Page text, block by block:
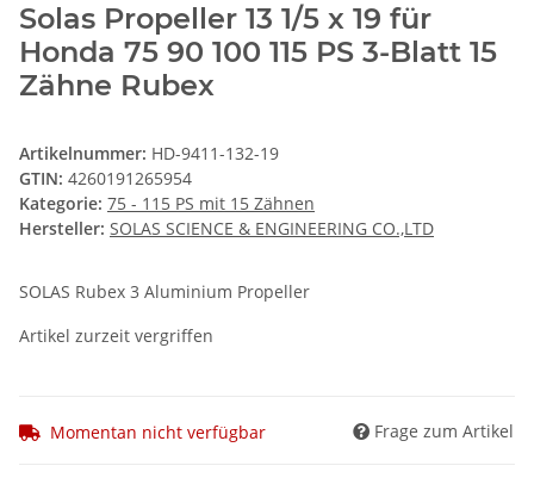
Solas Propeller 13 1/5 x 19 für
Honda 75 90 100 115 PS 3-Blatt 15
Zähne Rubex
Artikelnummer: HD-9411-132-19
GTIN: 4260191265954
Kategorie: 75 - 115 PS mit 15 Zähnen
Hersteller: SOLAS SCIENCE & ENGINEERING CO.,LTD
SOLAS Rubex 3 Aluminium Propeller
Artikel zurzeit vergriffen
Momentan nicht verfügbar Frage zum Artikel